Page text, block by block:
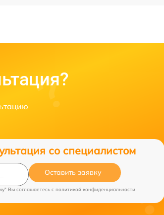
со специалистом
Оставить заявку
Вы соглашаетесь c политикой конфиденциальности